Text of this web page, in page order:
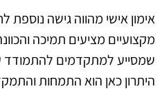
אימון אישי מהווה גישה נוספת
מקצועיים מציעים תמיכה
שמסייע למתקדמים להתמודד
היתרון כאן הוא התמחות